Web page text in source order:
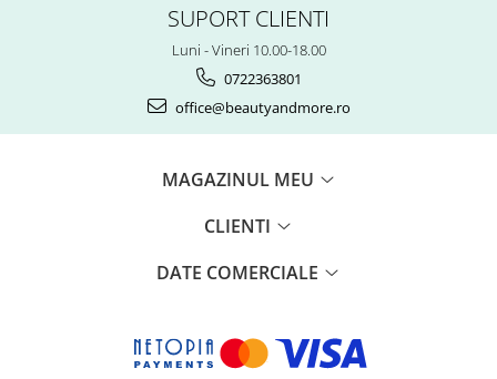
SUPORT CLIENTI
Luni - Vineri 10.00-18.00
0722363801
office@beautyandmore.ro
MAGAZINUL MEU
CLIENTI
DATE COMERCIALE